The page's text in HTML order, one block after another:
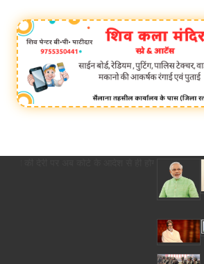
देरी पर अब कोर्ट के आदेश से ही होगा रजिस्ट्रेशन